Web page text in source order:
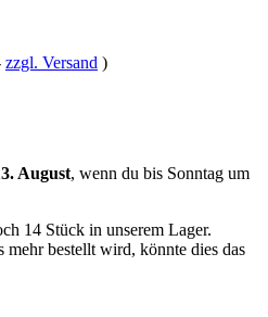
zzgl. Versand )
August, wenn du bis Sonntag um
14 Stück in unserem Lager.
mehr bestellt wird, könnte dies das